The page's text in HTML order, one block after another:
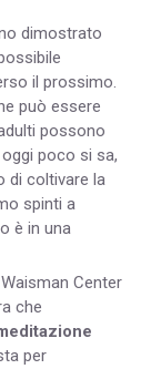
dimostrato
il prossimo.
può essere
possono
poco si sa,
di coltivare la
spinti a
è in una
Center
che
per